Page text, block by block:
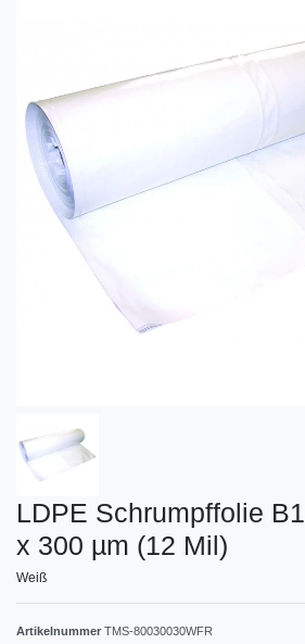
LDPE Schrumpffolie
x 300 µm (12 Mil)
Weiß
Artikelnummer TMS-80030030WFR